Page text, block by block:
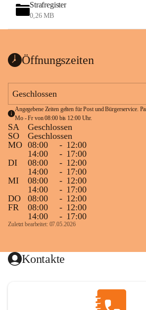
Strafregister
0,26 MB
Öffnungszeiten
Geschlossen
Angegebene Zeiten gelten für Post und Bürgerservice.
Mo - Fr von 08:00 bis 12:00 Uhr.
SA
Geschlossen
SO
Geschlossen
MO 08:00 - 12:00
14:00
- 17:00
DI
08:00 - 12:00
14:00
- 17:00
MI
08:00 - 12:00
14:00
- 17:00
DO
08:00 - 12:00
FR
08:00 - 12:00
14:00
- 17:00
Zuletzt bearbeitet: 07.05.2026
Kontakte